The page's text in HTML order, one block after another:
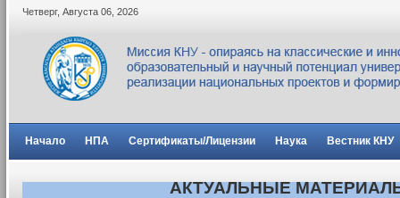
Четверг, Августа 06 2026
Начало НПА Сертификаты/Лицензии Наука Вестник КНУ
АКТУАЛЬНЫЕ